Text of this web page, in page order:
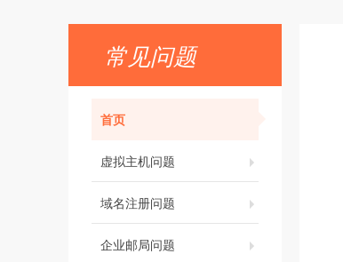
常见问题
首页
虚拟主机问题
域名注册问题
企业邮局问题